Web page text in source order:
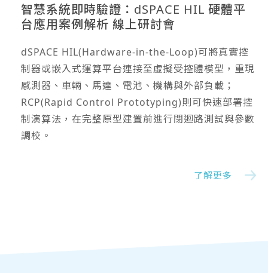
智慧系統即時驗證：dSPACE HIL 硬體平
台應用案例解析 線上研討會
dSPACE HIL(Hardware-in-the-Loop)可將真實控
制器或嵌入式運算平台連接至虛擬受控體模型，重現
感測器、車輛、馬達、電池、機構與外部負載；
RCP(Rapid Control Prototyping)則可快速部署控
制演算法，在完整原型建置前進行閉迴路測試與參數
調校。
了解更多